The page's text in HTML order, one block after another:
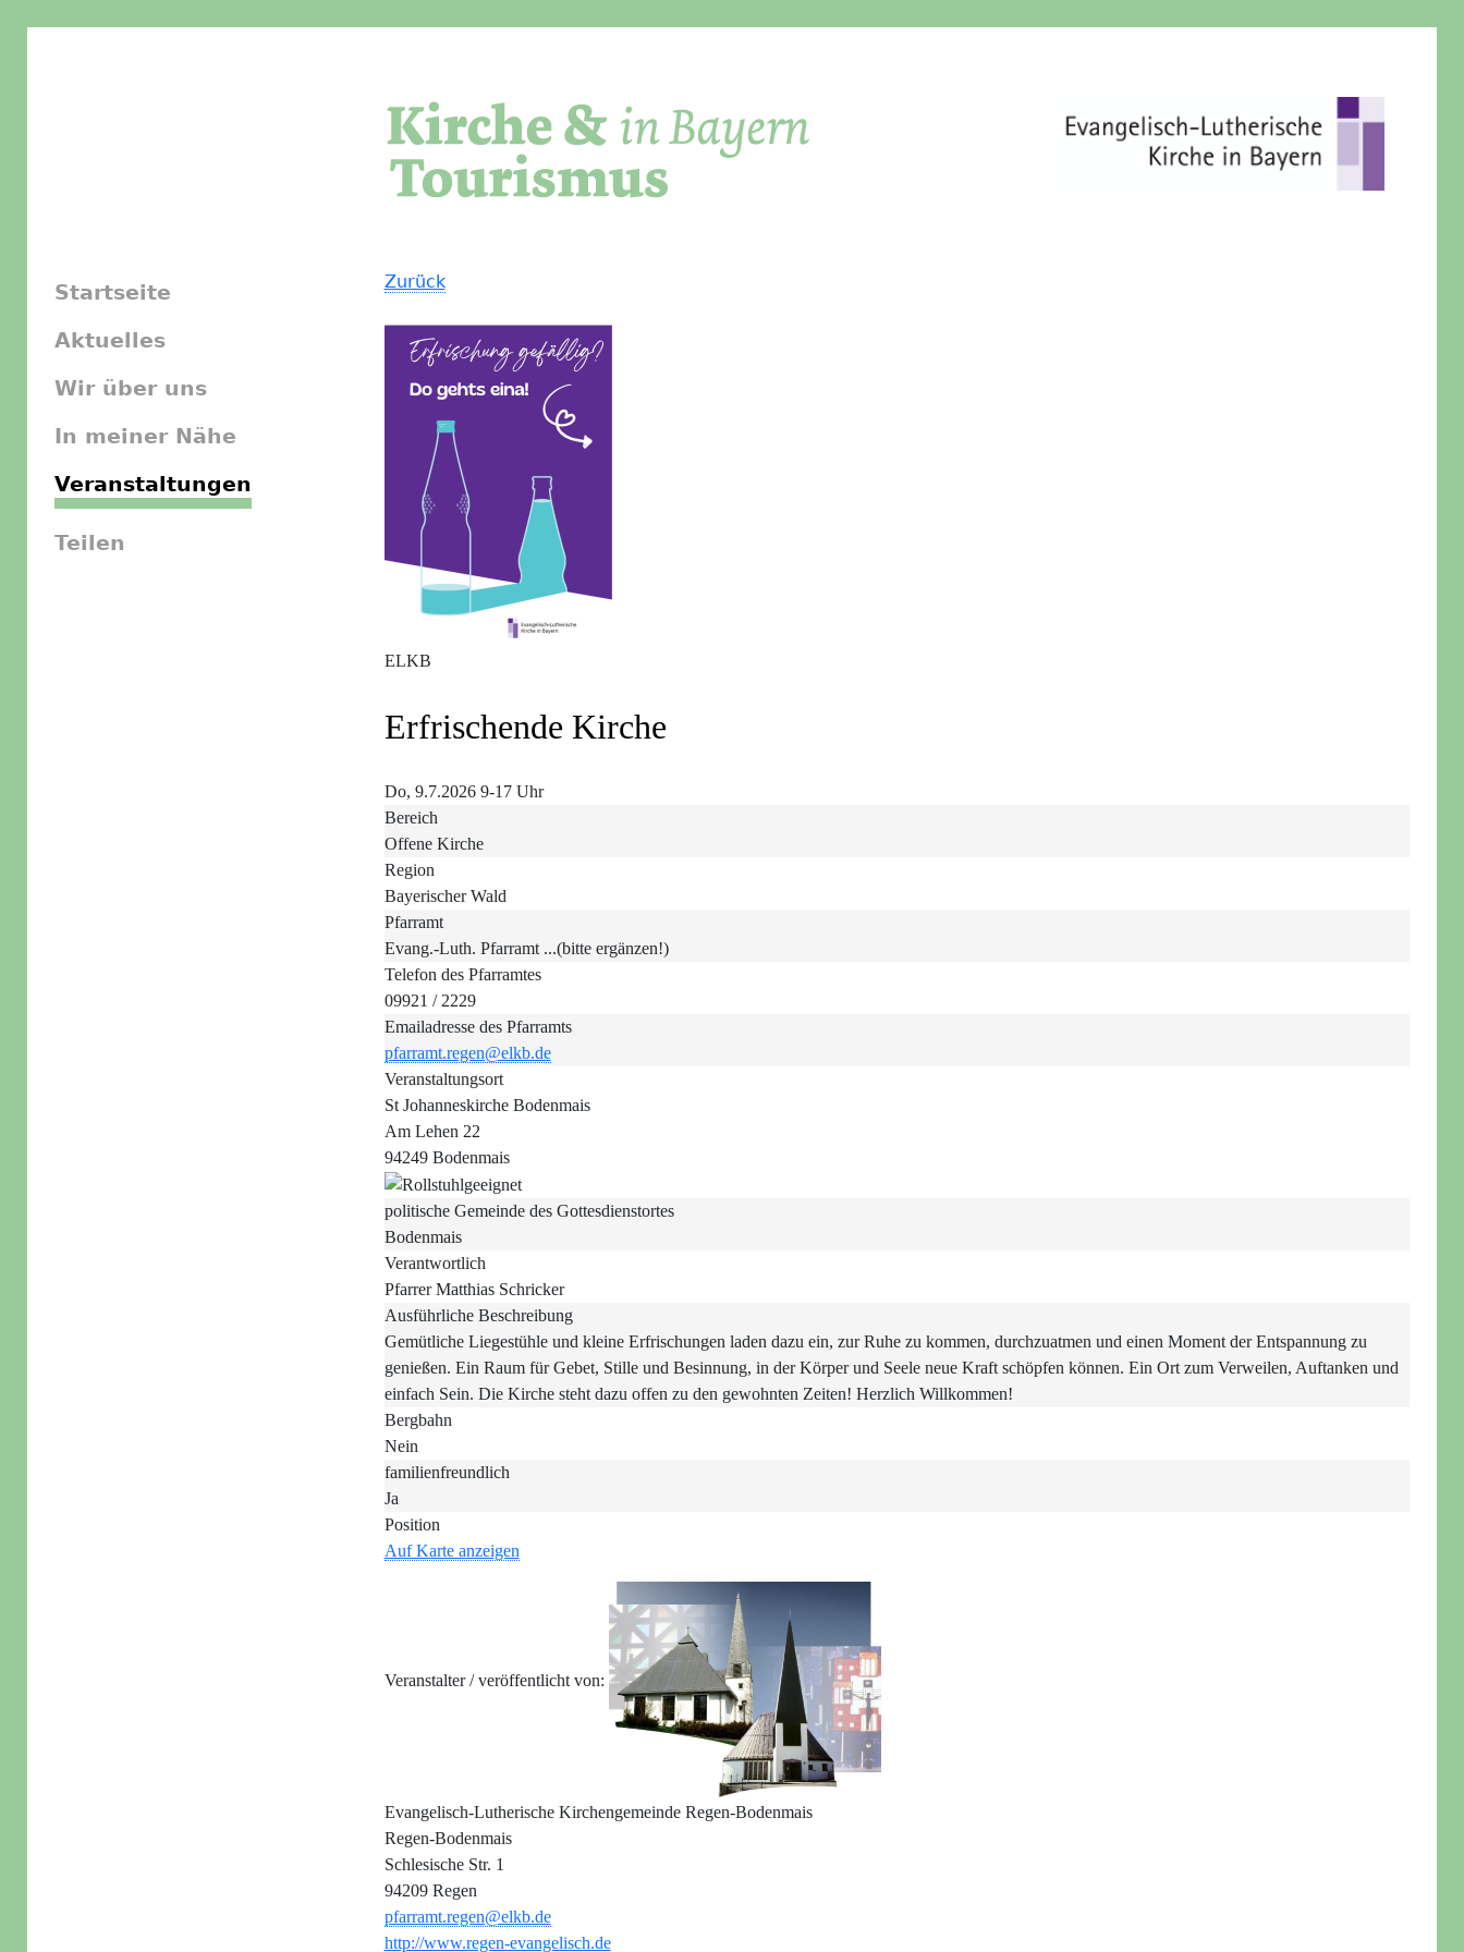
Startseite
Aktuelles
Wir über uns
In meiner Nähe
Veranstaltungen
Teilen
Zurück
ELKB
Erfrischende Kirche
Do, 9.7.2026 9-17 Uhr
Bereich
Offene Kirche
Region
Bayerischer Wald
Pfarramt
Evang.-Luth. Pfarramt ...(bitte ergänzen!)
Telefon des Pfarramtes
09921 / 2229
Emailadresse des Pfarramts
pfarramt.regen@elkb.de
Veranstaltungsort
St Johanneskirche Bodenmais
Am Lehen 22
94249 Bodenmais
politische Gemeinde des Gottesdienstortes
Bodenmais
Verantwortlich
Pfarrer Matthias Schricker
Ausführliche Beschreibung
Gemütliche Liegestühle und kleine Erfrischungen laden dazu ein, zur Ruhe zu kommen, durchzuatmen und einen Moment der Entspannung zu
genießen. Ein Raum für Gebet, Stille und Besinnung, in der Körper und Seele neue Kraft schöpfen können. Ein Ort zum Verweilen, Auftanken und
einfach Sein. Die Kirche steht dazu offen zu den gewohnten Zeiten! Herzlich Willkommen!
Bergbahn
Nein
familienfreundlich
Ja
Position
Auf Karte anzeigen
Veranstalter / veröffentlicht von:
Evangelisch-Lutherische Kirchengemeinde Regen-Bodenmais
Regen-Bodenmais
Schlesische Str. 1
94209 Regen
pfarramt.regen@elkb.de
http://www.regen-evangelisch.de